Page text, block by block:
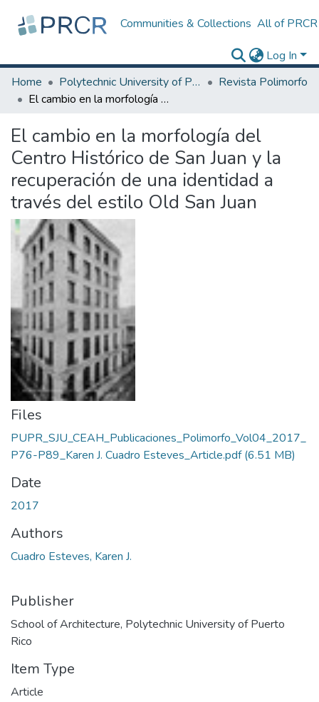
Communities & Collections All of PRCR
Log In
Home
Polytechnic University of Puerto Rico
Revista Polimorfo
El cambio en la morfología del Centro Histórico de San Juan y la recuperación de una identidad a través del estilo Old San Juan
El cambio en la morfología del
Centro Histórico de San Juan y la
recuperación de una identidad a
través del estilo Old San Juan
Files
PUPR_SJU_CEAH_Publicaciones_Polimorfo_Vol04_2017_
P76-P89_Karen J. Cuadro Esteves_Article.pdf(6.51 MB)
Date
2017
Authors
Cuadro Esteves, Karen J.
Publisher
School of Architecture, Polytechnic University of Puerto
Rico
Item Type
Article